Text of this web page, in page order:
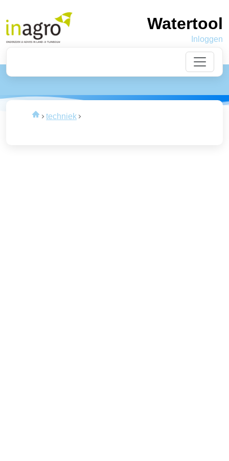
Watertool
Inloggen
Ladenvan de data
techniek